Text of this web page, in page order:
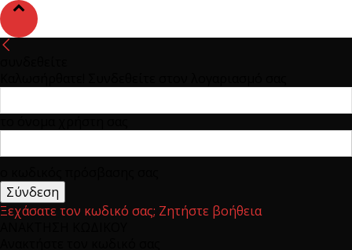
Ξεχάσατε τον κωδικό σας; Ζητήστε βοήθεια